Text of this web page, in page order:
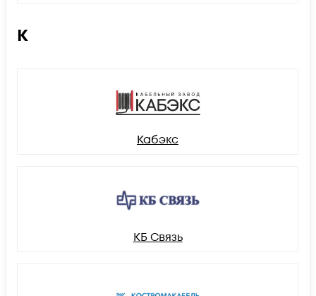
К
Кабэкс
КБ Связь